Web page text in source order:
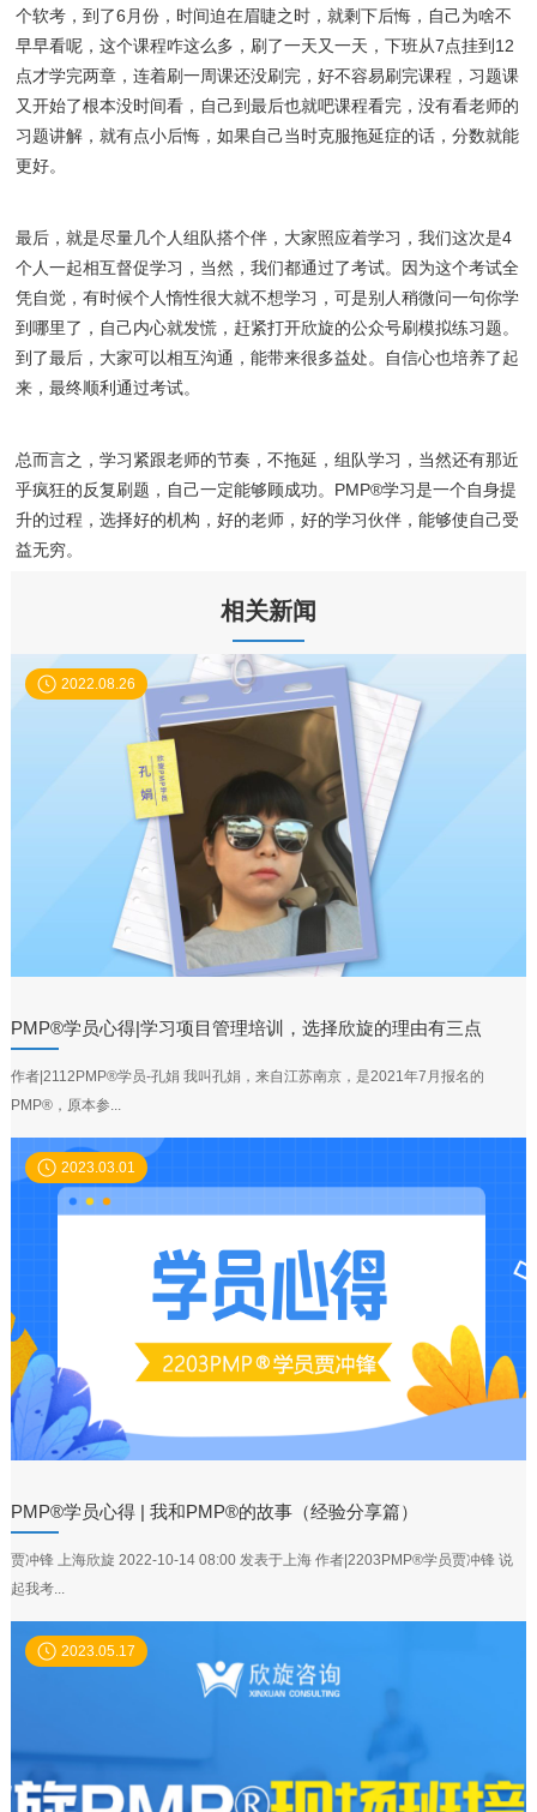
个软考，到了6月份，时间迫在眉睫之时，就剩下后悔，自己为啥不
早早看呢，这个课程咋这么多，刷了一天又一天，下班从7点挂到12
点才学完两章，连着刷一周课还没刷完，好不容易刷完课程，习题课
又开始了根本没时间看，自己到最后也就吧课程看完，没有看老师的
习题讲解，就有点小后悔，如果自己当时克服拖延症的话，分数就能
更好。
最后，就是尽量几个人组队搭个伴，大家照应着学习，我们这次是4
个人一起相互督促学习，当然，我们都通过了考试。因为这个考试全
凭自觉，有时候个人惰性很大就不想学习，可是别人稍微问一句你学
到哪里了，自己内心就发慌，赶紧打开欣旋的公众号刷模拟练习题。
到了最后，大家可以相互沟通，能带来很多益处。自信心也培养了起
来，最终顺利通过考试。
总而言之，学习紧跟老师的节奏，不拖延，组队学习，当然还有那近
乎疯狂的反复刷题，自己一定能够顾成功。PMP®学习是一个自身提
升的过程，选择好的机构，好的老师，好的学习伙伴，能够使自己受
益无穷。
相关新闻
2022.08.26
PMP®学员心得|学习项目管理培训，选择欣旋的理由有三点
作者|2112PMP®学员-孔娟 我叫孔娟，来自江苏南京，是2021年7月报名的
PMP®，原本参...
2023.03.01
PMP®学员心得 | 我和PMP®的故事（经验分享篇）
贾冲锋 上海欣旋 2022-10-14 08:00 发表于上海 作者|2203PMP®学员贾冲锋 说
起我考...
2023.05.17